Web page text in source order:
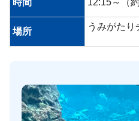
時間 12:15～（
場所 うみがたり